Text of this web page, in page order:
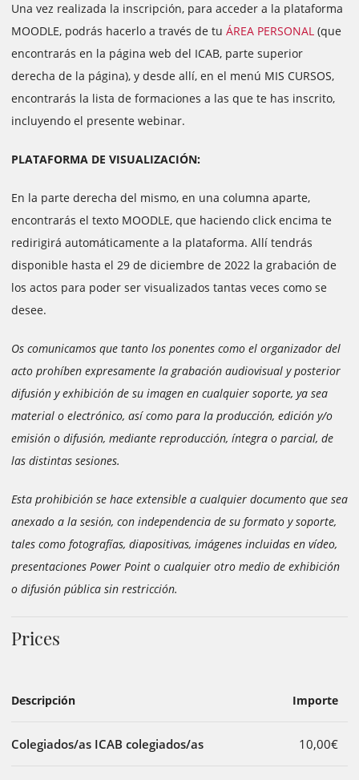
Una vez realizada la inscripción, para acceder a la plataforma
MOODLE, podrás hacerlo a través de tu ÁREA PERSONAL (que
encontrarás en la página web del ICAB, parte superior
derecha de la página), y desde allí, en el menú MIS CURSOS,
encontrarás la lista de formaciones a las que te has inscrito,
incluyendo el presente webinar.
PLATAFORMA DE VISUALIZACIÓN:
En la parte derecha del mismo, en una columna aparte,
encontrarás el texto MOODLE, que haciendo click encima te
redirigirá automáticamente a la plataforma. Allí tendrás
disponible hasta el 29 de diciembre de 2022 la grabación de
los actos para poder ser visualizados tantas veces como se
desee.
Os comunicamos que tanto los ponentes como el organizador del
acto prohíben expresamente la grabación audiovisual y posterior
difusión y exhibición de su imagen en cualquier soporte, ya sea
material o electrónico, así como para la producción, edición y/o
emisión o difusión, mediante reproducción, íntegra o parcial, de
las distintas sesiones.
Esta prohibición se hace extensible a cualquier documento que sea
anexado a la sesión, con independencia de su formato y soporte,
tales como fotografías, diapositivas, imágenes incluidas en vídeo,
presentaciones Power Point o cualquier otro medio de exhibición
o difusión pública sin restricción.
Prices
Descripción Importe
Colegiados/as ICAB colegiados/as 10,00€